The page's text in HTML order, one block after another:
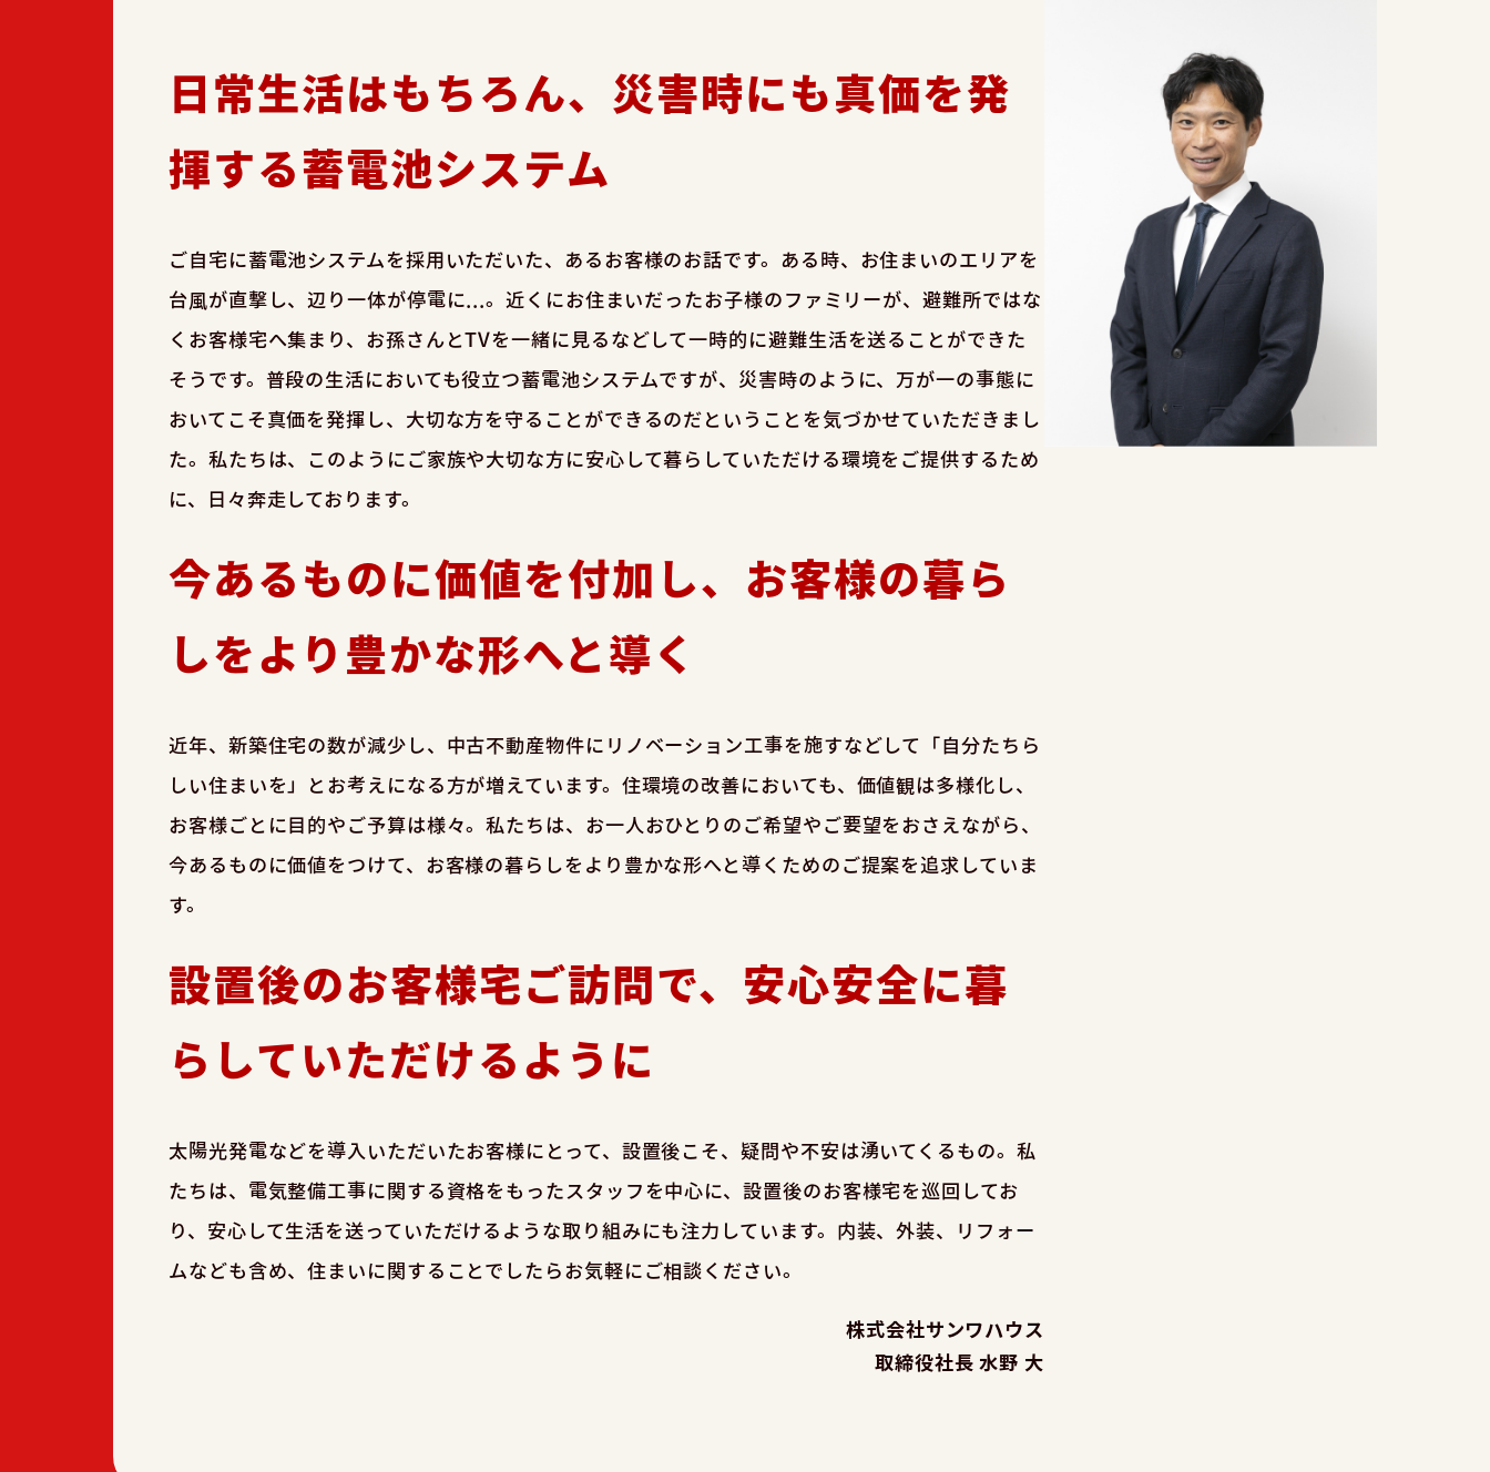
日常生活はもちろん、災害時にも真価を発
揮する蓄電池システム
ご自宅に蓄電池システムを採用いただいた、あるお客様のお話です。ある時、お住まいのエリアを
台風が直撃し、辺り一体が停電に...。近くにお住まいだったお子様のファミリーが、避難所ではな
くお客様宅へ集まり、お孫さんとTVを一緒に見るなどして一時的に避難生活を送ることができた
そうです。普段の生活においても役立つ蓄電池システムですが、災害時のように、万が一の事態に
おいてこそ真価を発揮し、大切な方を守ることができるのだということを気づかせていただきまし
た。私たちは、このようにご家族や大切な方に安心して暮らしていただける環境をご提供するため
に、日々奔走しております。
今あるものに価値を付加し、お客様の暮ら
しをより豊かな形へと導く
近年、新築住宅の数が減少し、中古不動産物件にリノベーション工事を施すなどして「自分たちら
しい住まいを」とお考えになる方が増えています。住環境の改善においても、価値観は多様化し、
お客様ごとに目的やご予算は様々。私たちは、お一人おひとりのご希望やご要望をおさえながら、
今あるものに価値をつけて、お客様の暮らしをより豊かな形へと導くためのご提案を追求していま
す。
設置後のお客様宅ご訪問で、安心安全に暮
らしていただけるように
太陽光発電などを導入いただいたお客様にとって、設置後こそ、疑問や不安は湧いてくるもの。私
たちは、電気整備工事に関する資格をもったスタッフを中心に、設置後のお客様宅を巡回してお
り、安心して生活を送っていただけるような取り組みにも注力しています。内装、外装、リフォー
ムなども含め、住まいに関することでしたらお気軽にご相談ください。
株式会社サンワハウス
取締役社長 水野 大